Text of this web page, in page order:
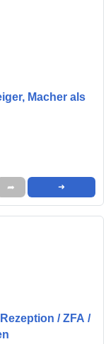
Macher als
➦ ➜
/ ZFA /